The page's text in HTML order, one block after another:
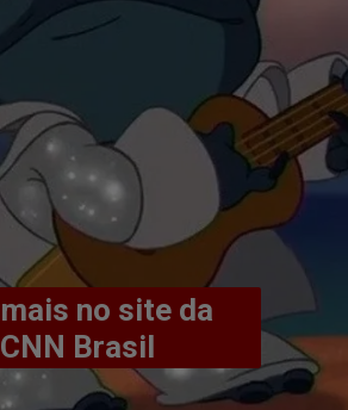
no site da
CNN Brasil